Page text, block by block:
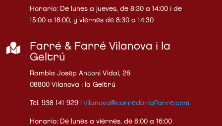
Horario: De lunes a jueves, de 8:30 a 14:00 i de
15:00 a 18:00, y viernes de 8:30 a 14:30

Farré & Farré Vilanova i la
Geltrú
Rambla Josep Antoni Vidal, 26
08800 Vilanova i la Geltrú
Tel. 938 141 929 | vilanova@corredoriafarre.com
Horario: De lunes a viernes, de 8:00 a 16:00